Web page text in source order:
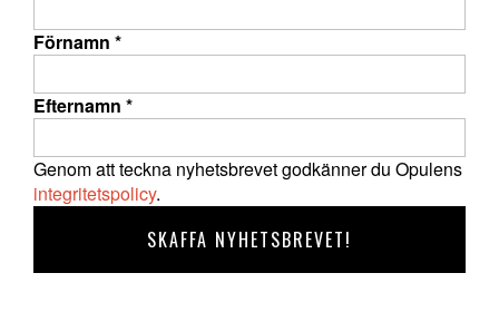
Förnamn *
Efternamn *
Genom att teckna nyhetsbrevet godkänner du Opulens
integritetspolicy.